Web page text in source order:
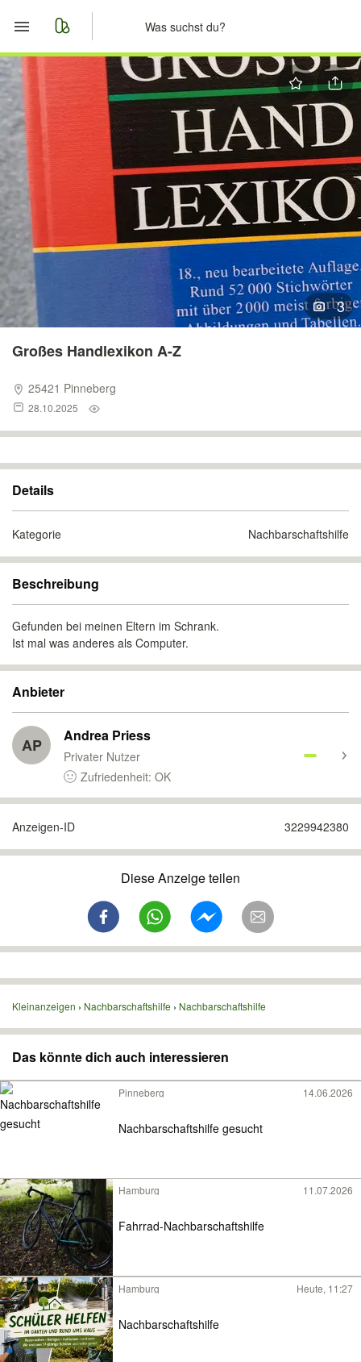
Start
Merkliste
Nachrichten
Anzeige aufgeben
3
Großes Handlexikon A-Z
25421 Pinneberg
28.10.2025
Details
Kategorie Nachbarschaftshilfe
Beschreibung
Gefunden bei meinen Eltern im Schrank.
Ist mal was anderes als Computer.
Anbieter
AP Andrea Priess
Privater Nutzer
Zufriedenheit: OK
Anzeigen-ID 3229942380
Diese Anzeige teilen
Kleinanzeigen Nachbarschaftshilfe Nachbarschaftshilfe
Das könnte dich auch interessieren
Pinneberg 14.06.2026
Nachbarschaftshilfe gesucht
Hamburg 11.07.2026
Fahrrad-Nachbarschaftshilfe
Hamburg Heute, 11:27
Nachbarschaftshilfe